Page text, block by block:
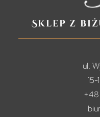
Sklep z
ul.
15-
+48